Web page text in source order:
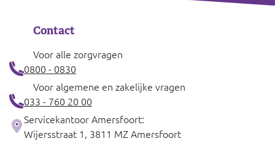
Contact
Voor alle zorgvragen
0800 - 0830
Voor algemene en zakelijke vragen
033 - 760 20 00
Servicekantoor Amersfoort:
Wijersstraat 1, 3811 MZ Amersfoort